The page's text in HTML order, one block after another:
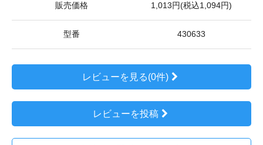
販売価格 1,013円(税込1,094円)
型番 430633
レビューを見る(0件)
レビューを投稿